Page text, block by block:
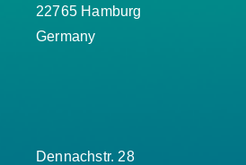
22765 Hamburg
Germany
Dennachstr. 28